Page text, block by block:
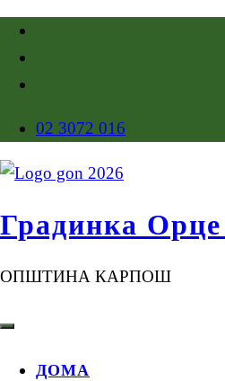
02 3072 016
Градинка
ОПШТИНА КАРПОШ
ДОМА